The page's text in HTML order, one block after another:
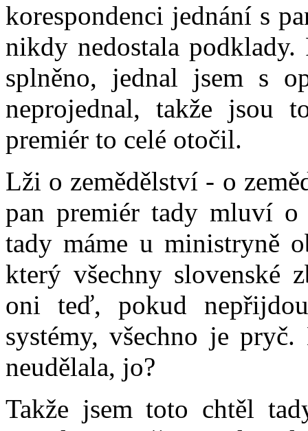
korespondenci jednání s
nikdy nedostala
splněno, jednal jsem s
neprojednal, takže jsou
premiér to celé otočil.
Lži o zemědělství - o
pan premiér tady mluví
tady máme u ministryně
který všechny slovenské
oni teď, pokud
systémy, všechno je
neudělala, jo?
Takže jsem toto chtěl